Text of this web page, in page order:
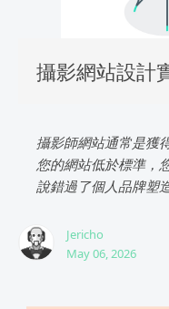
攝影網站設計
攝影師網站通常是獲
您的網站低於標準，
說錯過了個人品牌塑
Jericho
May 06, 2026